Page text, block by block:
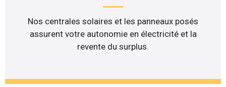
Nos centrales solaires et les panneaux posés
assurent votre autonomie en électricité et la
revente du surplus.